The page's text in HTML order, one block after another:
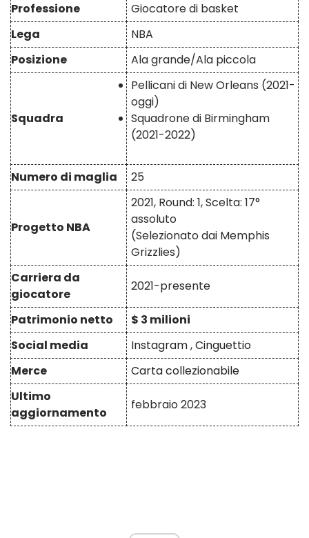
Professione
Giocatore di basket
Lega
NBA
Posizione
Ala grande/Ala piccola
Squadra
Pellicani di New Orleans (2021-
oggi)
Squadrone di Birmingham
(2021-2022)
Numero di maglia 25
Progetto NBA
2021, Round: 1, Scelta: 17°
assoluto
(Selezionato dai Memphis
Grizzlies)
Carriera da
giocatore
2021-presente
Patrimonio netto
$ 3 milioni
Social media
Instagram,Cinguettio
Merce
Carta collezionabile
Ultimo
aggiornamento
febbraio 2023